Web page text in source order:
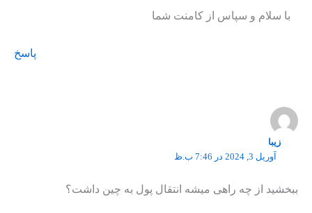
با سلام و سپاس از کامنت شما
پاسخ
زیبا
آوریل 3, 2024 در 7:46 ب.ظ
ببخشید از چه راهی میشه انتقال پول به چین داشت؟